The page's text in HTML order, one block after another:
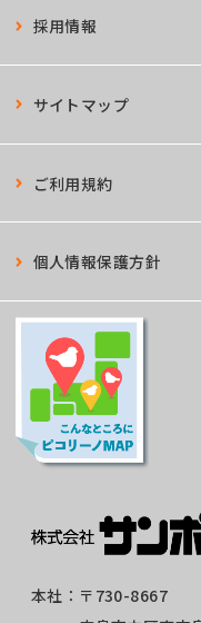
採用情報
サイトマップ
ご利用規約
個人情報保護方針
本社： 〒730-8667